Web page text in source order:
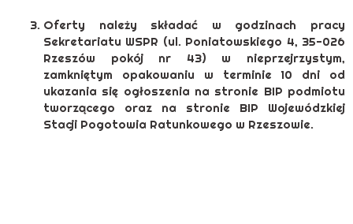
Oferty należy składać w godzinach pracy
Sekretariatu WSPR (ul. Poniatowskiego 4, 35-026
Rzeszów pokój nr 43) w nieprzejrzystym,
zamkniętym opakowaniu w terminie 10 dni od
ukazania się ogłoszenia na stronie BIP podmiotu
tworzącego oraz na stronie BIP Wojewódzkiej
Stacji Pogotowia Ratunkowego w Rzeszowie.